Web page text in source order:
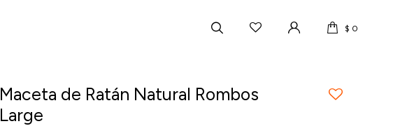
$ 0
Maceta de Ratán Natural Rombos
Large